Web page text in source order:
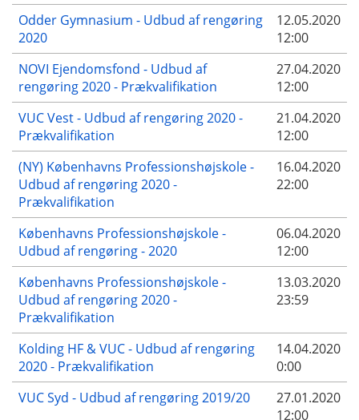
Odder Gymnasium - Udbud af rengøring
2020
12.05.2020
12:00
NOVI Ejendomsfond - Udbud af
rengøring 2020 - Prækvalifikation
27.04.2020
12:00
VUC Vest - Udbud af rengøring 2020 -
Prækvalifikation
21.04.2020
12:00
(NY) Københavns Professionshøjskole -
Udbud af rengøring 2020 -
Prækvalifikation
16.04.2020
22:00
Københavns Professionshøjskole -
Udbud af rengøring - 2020
06.04.2020
12:00
Københavns Professionshøjskole -
Udbud af rengøring 2020 -
Prækvalifikation
13.03.2020
23:59
Kolding HF & VUC - Udbud af rengøring
2020 - Prækvalifikation
14.04.2020
0:00
VUC Syd - Udbud af rengøring 2019/20
27.01.2020
12:00